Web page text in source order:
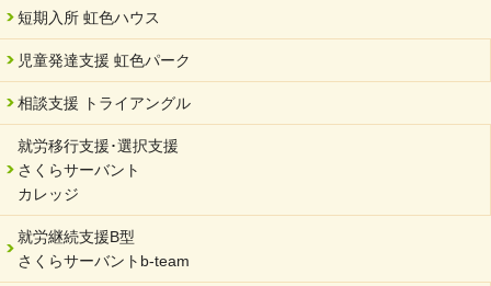
2024/04/01
サーバント設立10周年記念【 福祉・医療・教育の連携講演会 】
を開催しました。
2024/02/20
2024/02/02
岐阜県 ワーク・ライフ・バランス推進エクセレント企業認定
2024/01/15
令和6年能登半島地震被災者支援において
2023/12/29
短期入所 虹色ハウス
児童発達支援 虹色パーク
相談支援 トライアングル
就労移行支援･選択支援
さくらサーバント
カレッジ
就労継続支援B型
さくらサーバントb-team